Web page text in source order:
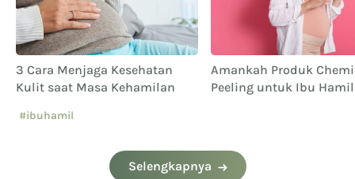
3 Cara Menjaga Kesehatan
Kulit saat Masa Kehamilan
#ibuhamil
Amankah Produk
Peeling untuk Ibu
Selengkapnya